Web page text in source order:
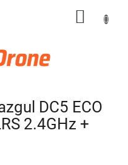
DC5 ECO
2.4GHz +